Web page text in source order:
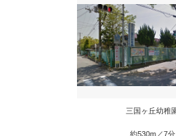
三国ヶ丘幼稚
約530m／7分